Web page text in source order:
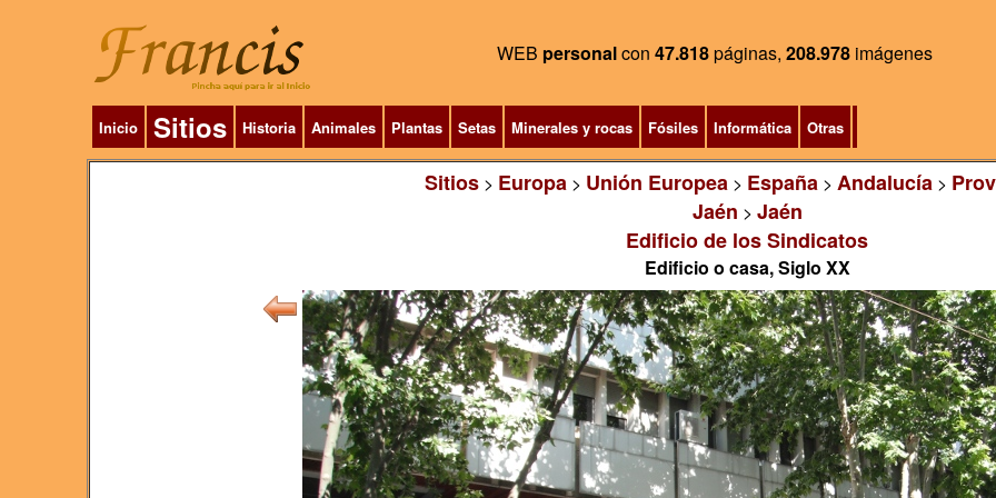
WEB personalcon 47.818páginas, 208.978 imágenes
Inicio Sitios Historia Animales Plantas Setas Minerales y rocas Fósiles Informática Otras
Sitios> Europa> Unión Europea> España> Andalucía>
Jaén > Jaén
Edificio de los Sindicatos
Edificio o casa, Siglo XX